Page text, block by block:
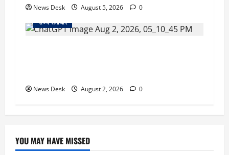
News Desk August 5, 2026
0
राज्य समाचार
News Desk August 2, 2026 0
YOU MAY HAVE MISSED